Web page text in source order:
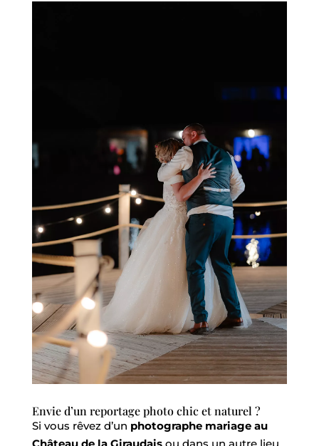
Envie d’un reportage photo chic et naturel ?
Si vous rêvez d’un photographe mariage au